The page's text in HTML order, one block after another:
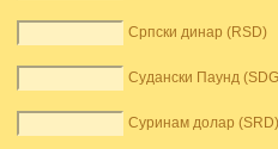
Српски динар (RSD)
Судански Паунд
Суринам долар (SRD)